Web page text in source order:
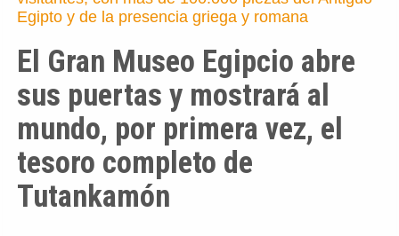
Egipto y de la presencia griega y romana
El Gran Museo Egipcio abre
sus puertas y mostrará al
mundo, por primera vez, el
tesoro completo de
Tutankamón